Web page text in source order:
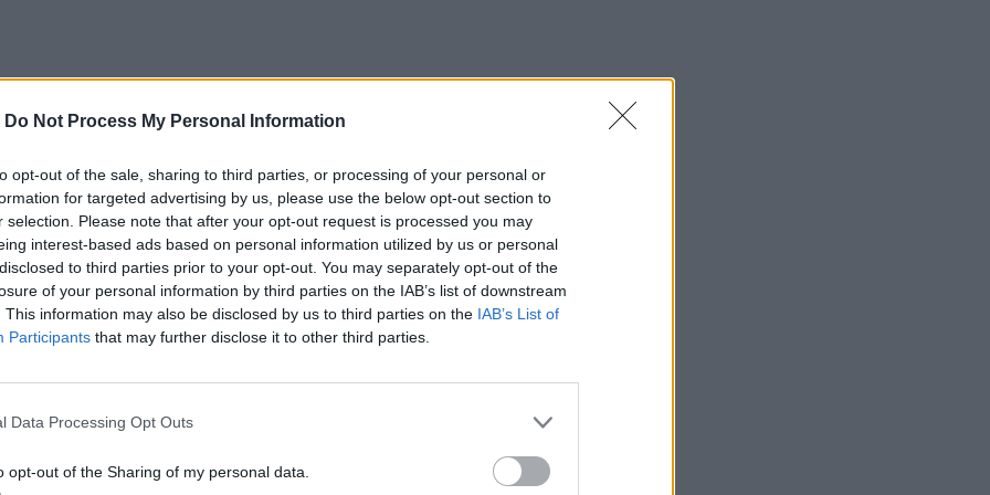
Do Not Process My Personal Information
opt-out of the sale, sharing to third parties, or processing of your personal or
for targeted advertising by us, please use the below opt-out section to
selection. Please note that after your opt-out request is processed you may
interest-based ads based on personal information utilized by us or personal
to third parties prior to your opt-out. You may separately opt-out of the
of your personal information by third parties on the IAB’s list of downstream
This information may also be disclosed by us to third parties on the IAB’s List of
Participants that may further disclose it to other third parties.
Data Processing Opt Outs
opt-out of the Sharing of my personal data.
hrôzou? Kto pácha také kruté veci?
triler rakúskeho autora, ktorého u nás príliš nepoznáme.
ôsmich hodín zistíte, prečo som uniesol túto ženu, ostane nažive. Ak nie,